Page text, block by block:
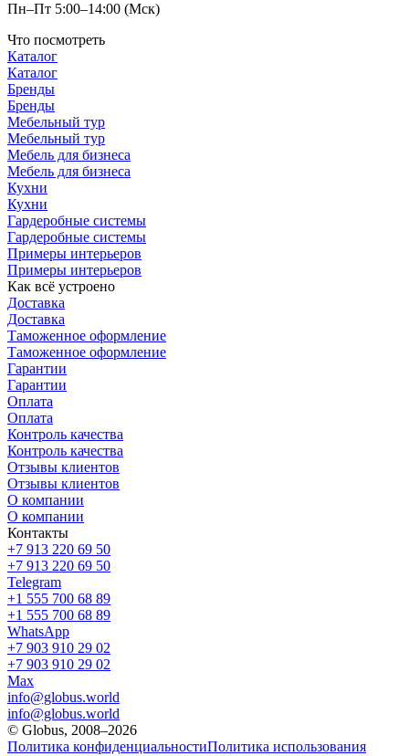
Пн–Пт 5:00–14:00 (Мск)
Что посмотреть
Каталог
Каталог
Бренды
Бренды
Мебельный тур
Мебельный тур
Мебель для бизнеса
Мебель для бизнеса
Кухни
Кухни
Гардеробные системы
Гардеробные системы
Примеры интерьеров
Примеры интерьеров
Как всё устроено
Доставка
Доставка
Таможенное оформление
Таможенное оформление
Гарантии
Гарантии
Оплата
Оплата
Контроль качества
Контроль качества
Отзывы клиентов
Отзывы клиентов
О компании
О компании
Контакты
+7 913 220 69 50
+7 913 220 69 50
Telegram
+1 555 700 68 89
+1 555 700 68 89
WhatsApp
+7 903 910 29 02
+7 903 910 29 02
Max
info@globus.world
info@globus.world
© Globus, 2008–2026
Политика конфиденциальностиПолитика использования